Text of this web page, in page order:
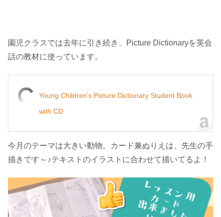
園児クラスでは去年に引き続き、Picture Dictionaryを英会
話の教材に使っています。
Young Children's Picture Dictionary Student Book
with CD
今月のテーマは大きい動物。カード兼ぬりえは、先生の手
描きです～♪テキストのイラストに合わせて描いてるよ！